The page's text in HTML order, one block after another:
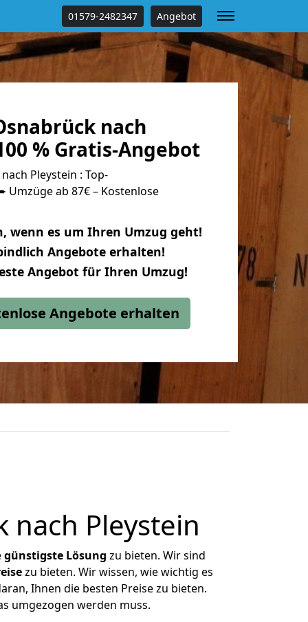
01579-2482347 Angebot
nach
% Gratis-Angebot
Pleystein : Top-
ab 87€ – Kostenlose
wenn es um Ihren Umzug geht!
Angebote erhalten!
Angebot für Ihren Umzug!
Angebote erhalten
Pleystein
günstigste Lösung zu bieten. Wir sind
zu bieten. Wir wissen, wie wichtig es
Ihnen die besten Preise zu bieten.
umgezogen werden muss.